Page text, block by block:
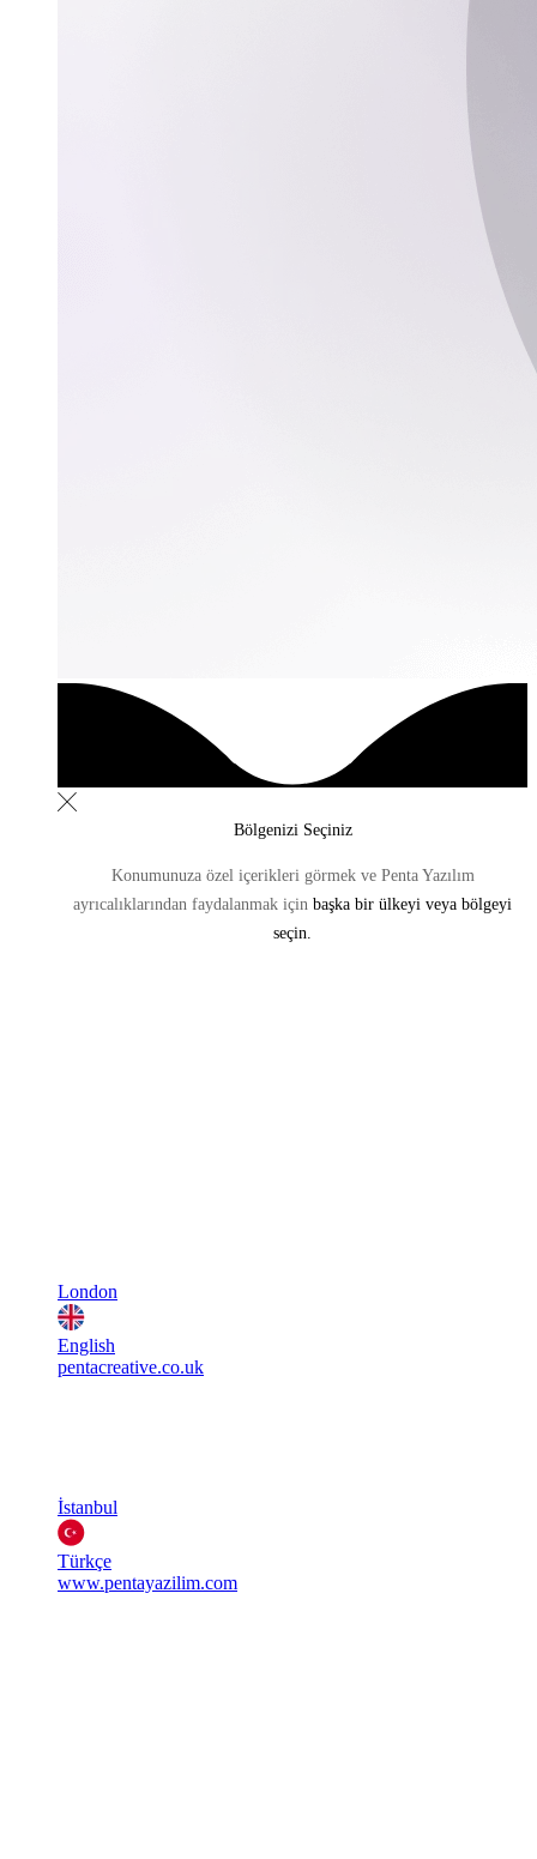
Bölgenizi Seçiniz
Konumunuza özel içerikleri görmek ve Penta Yazılım
ayrıcalıklarından faydalanmak için başka bir ülkeyi veya bölgeyi
seçin.
London
English
pentacreative.co.uk
İstanbul
Türkçe
www.pentayazilim.com